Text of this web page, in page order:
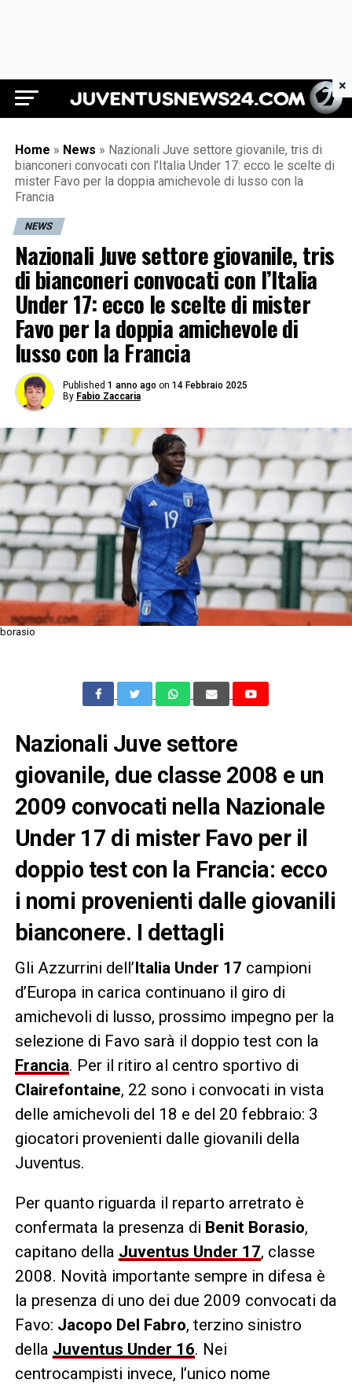
Juventus News 24
Home » News » Nazionali Juve settore giovanile, tris di
bianconeri convocati con l’Italia Under 17: ecco le scelte di
mister Favo per la doppia amichevole di lusso con la
Francia
NEWS
Nazionali Juve settore giovanile, tris
di bianconeri convocati con l’Italia
Under 17: ecco le scelte di mister
Favo per la doppia amichevole di
lusso con la Francia
Published 1 anno ago on 14 Febbraio 2025
By Fabio Zaccaria
borasio
Nazionali Juve settore
giovanile, due classe 2008 e un
2009 convocati nella Nazionale
Under 17 di mister Favo per il
doppio test con la Francia: ecco
i nomi provenienti dalle giovanili
bianconere. I dettagli
Gli Azzurrini dell’Italia Under 17 campioni
d’Europa in carica continuano il giro di
amichevoli di lusso, prossimo impegno per la
selezione di Favo sarà il doppio test con la
Francia. Per il ritiro al centro sportivo di
Clairefontaine, 22 sono i convocati in vista
delle amichevoli del 18 e del 20 febbraio: 3
giocatori provenienti dalle giovanili della
Juventus.
Per quanto riguarda il reparto arretrato è
confermata la presenza di Benit Borasio,
capitano della Juventus Under 17, classe
2008. Novità importante sempre in difesa è
la presenza di uno dei due 2009 convocati da
Favo: Jacopo Del Fabro, terzino sinistro
della Juventus Under 16. Nei
centrocampisti invece, l’unico nome
×